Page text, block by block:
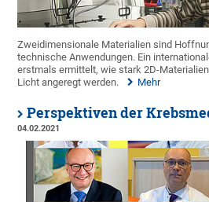
Zweidimensionale Materialien sind
technische Anwendungen. Ein
erstmals ermittelt, wie stark 2D-
Licht angeregt werden.
Mehr
Perspektiven der
04.02.2021